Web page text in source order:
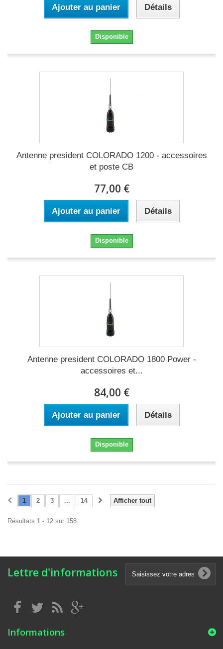
Ajouter au panier Détails
Disponible
Antenne president COLORADO 1200 - accessoires
et poste CB
77,00 €
Ajouter au panier Détails
Disponible
Antenne president COLORADO 1800 Power -
accessoires et...
84,00 €
Ajouter au panier Détails
Disponible
Afficher tout
1 2 3 ... 14
Résultats 1 - 12 sur 158.
Lettre d'informations
Informations